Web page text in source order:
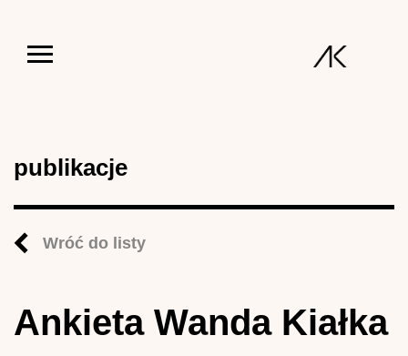
publikacje
Wróć do listy
Ankieta Wanda Kiałka